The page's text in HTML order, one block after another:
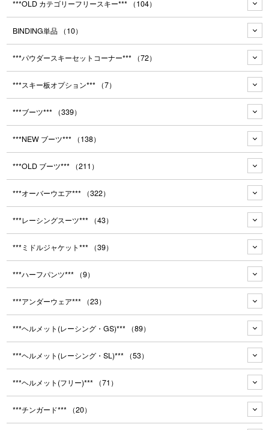
***OLD カテゴリーフリースキー*** （104）
BINDING単品 （10）
***パウダースキーセットコーナー*** （72）
***スキー板オプション*** （7）
***ブーツ*** （339）
***NEW ブーツ*** （138）
***OLD ブーツ*** （211）
***オーバーウエア*** （322）
***レーシングスーツ*** （43）
***ミドルジャケット*** （39）
***ハーフパンツ*** （9）
***アンダーウェア*** （23）
***ヘルメット(レーシング・GS)*** （89）
***ヘルメット(レーシング・SL)*** （53）
***ヘルメット(フリー)*** （71）
***チンガード*** （20）